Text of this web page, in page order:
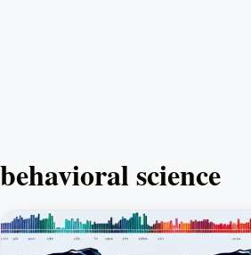
behavioral science